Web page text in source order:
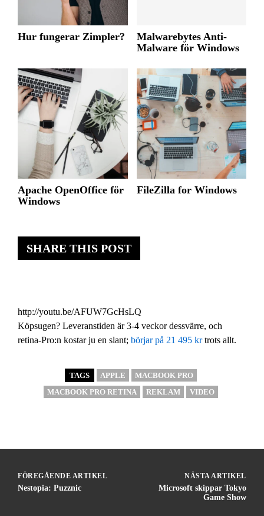
SHARE THIS POST
http://youtu.be/AFUW7GcHsLQ
Köpsugen? Leveranstiden är 3-4 veckor dessvärre, och
retina-Pro:n kostar ju en slant; börjar på 21 495 krtrots allt.
TAGS APPLE
MACBOOK PRO
MACBOOK PRO RETINA
REKLAM VIDEO
Hur fungerar Zimpler?
Malwarebytes Anti-
Malware för Windows
Apache OpenOffice för
Windows
FileZilla for Windows
FÖREGÅENDE ARTIKEL
Nestopia: Puzznic
NÄSTA ARTIKEL
Microsoft skippar Tokyo
Game Show